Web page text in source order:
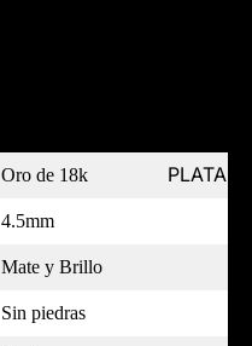
PLATA
Oro de 18k
4.5mm
Mate y Brillo
Sin piedras